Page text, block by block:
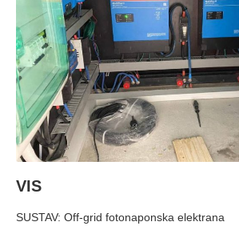
VIS
SUSTAV: Off-grid fotonaponska elektrana